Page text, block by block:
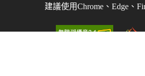
建議使用Chrome、Edge、